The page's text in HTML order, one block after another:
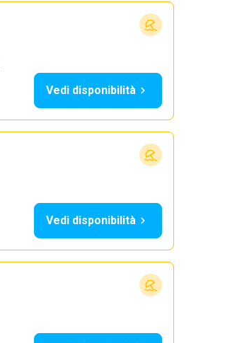
Vedi disponibilità
Vedi disponibilità